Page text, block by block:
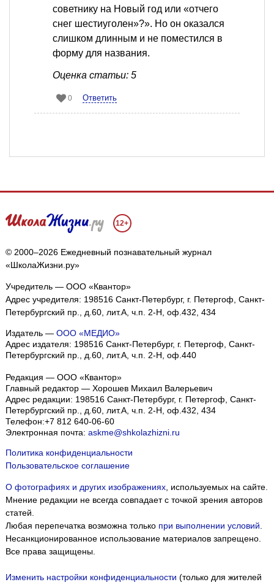
советнику на Новый год или «отчего
снег шестиуголен»?». Но он оказался
слишком длинным и не поместился в
форму для названия.
Оценка статьи: 5
0 Ответить
12+
© 2000–2026 Ежедневный познавательный журнал
«ШколаЖизни.ру»
Учредитель — ООО «Квантор»
Адрес учредителя: 198516 Санкт-Петербург, г. Петергоф, Санкт-
Петербургский пр., д.60, лит.А, ч.п. 2-Н, оф.432, 434
Издатель — ООО «МЕДИО»
Адрес издателя: 198516 Санкт-Петербург, г. Петергоф, Санкт-
Петербургский пр., д.60, лит.А, ч.п. 2-Н, оф.440
Редакция — ООО «Квантор»
Главный редактор — Хорошев Михаил Валерьевич
Адрес редакции: 198516 Санкт-Петербург, г. Петергоф Санкт-
Петербургский пр., д.60, лит.А, ч.п. 2-Н, оф.432, 434
Телефон:+7 812 640-06-60
Электронная почта: askme@shkolazhizni.ru
Политика конфиденциальности
Пользовательское соглашение
О фотографиях и других изображениях, используемых на сайте.
Мнение редакции не всегда совпадает с точкой зрения авторов
статей.
Любая перепечатка возможна только при выполнении условий
Несанкционированное использование материалов запрещено.
Все права защищены.
Изменить настройки конфиденциальности (только для жителей